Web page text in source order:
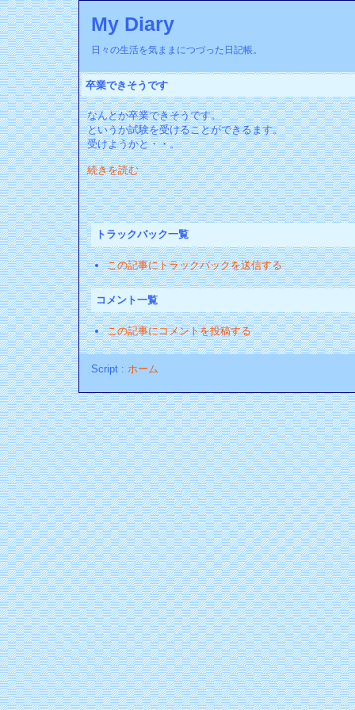
My Diary
日々の生活を気ままにつづった日記帳。
卒業できそうです
なんとか卒業できそうです。
というか試験を受けることができるます。
受けようかと・・。
続きを読む
トラックバック一覧
この記事にトラックバックを送信する
コメント一覧
この記事にコメントを投稿する
Script : ホーム